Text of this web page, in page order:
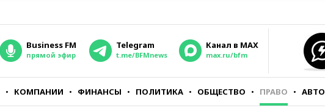
Business FM
прямой эфир
Telegram
t.me/BFMnews
Канал в MAX
max.ru/bfm
КОМПАНИИ ФИНАНСЫ ПОЛИТИКА ОБЩЕСТВО ПРАВО АВТО